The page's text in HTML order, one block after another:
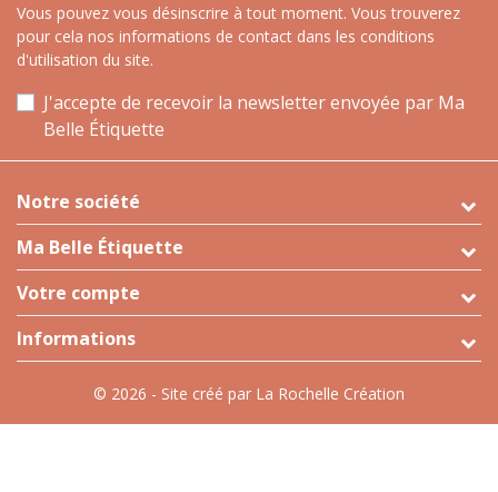
Vous pouvez vous désinscrire à tout moment. Vous trouverez
pour cela nos informations de contact dans les conditions
d'utilisation du site.
J'accepte de recevoir la newsletter envoyée par Ma
Belle Étiquette
Notre société
Ma Belle Étiquette
Votre compte
Informations
© 2026 - Site créé par La Rochelle Création